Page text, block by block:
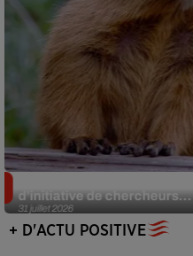
31 juillet 2026
d’initiative de chercheurs...
+ D'ACTU POSITIVE